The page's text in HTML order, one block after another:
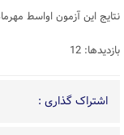
نتایج این آزمون اواسط مهرماه ۱۴۰۳ اعلام
بازدیدها: 12
اشتراک گذاری :